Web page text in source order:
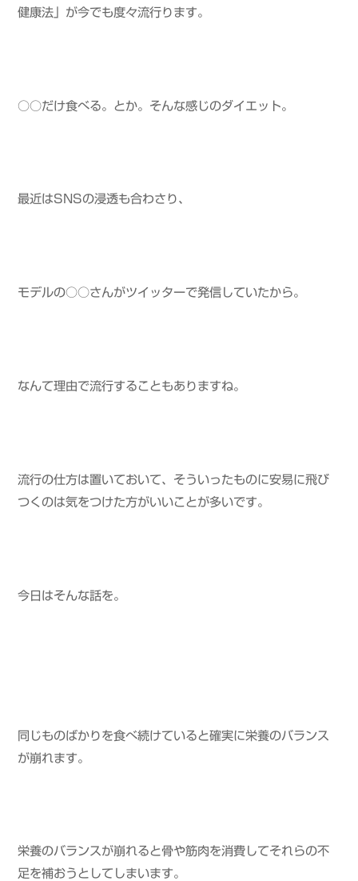
健康法」が今でも度々流行ります。
○○だけ食べる。とか。そんな感じのダイエット。
最近はSNSの浸透も合わさり、
モデルの○○さんがツイッターで発信していたから。
なんて理由で流行することもありますね。
流行の仕方は置いておいて、そういったものに安易に飛び
つくのは気をつけた方がいいことが多いです。
今日はそんな話を。
同じものばかりを食べ続けていると確実に栄養のバランス
が崩れます。
栄養のバランスが崩れると骨や筋肉を消費してそれらの不
足を補おうとしてしまいます。